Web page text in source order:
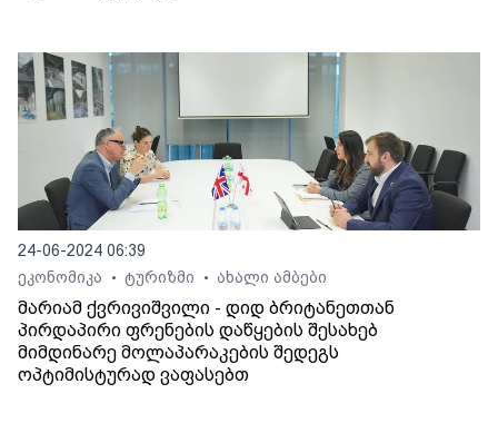
24-06-2024 06:39
ეკონომიკა
• ტურიზმი • ახალი ამბები
მარიამ ქვრივიშვილი - დიდ ბრიტანეთთან
პირდაპირი ფრენების დაწყების შესახებ
მიმდინარე მოლაპარაკების შედეგს
ოპტიმისტურად ვაფასებთ